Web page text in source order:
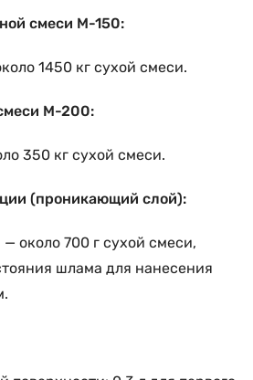
смеси М-150:
1450 кг сухой смеси.
М-200:
350 кг сухой смеси.
(проникающий слой):
— около 700 г сухой смеси,
шлама для нанесения